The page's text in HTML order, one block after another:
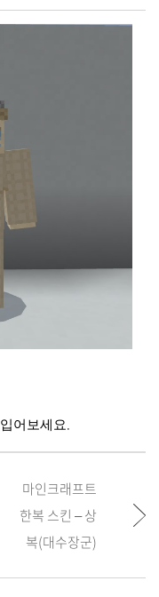
어보세요.
마인크래프트
한복 스킨 – 상
복(대수장군)